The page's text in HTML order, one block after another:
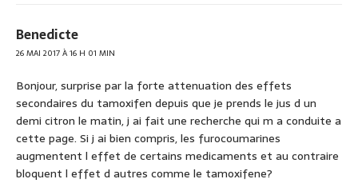
Benedicte
26 MAI 2017 À 16 H 01 MIN
Bonjour, surprise par la forte attenuation des effets
secondaires du tamoxifen depuis que je prends le jus d un
demi citron le matin, j ai fait une recherche qui m a conduite a
cette page. Si j ai bien compris, les furocoumarines
augmentent l effet de certains medicaments et au contraire
bloquent l effet d autres comme le tamoxifene?